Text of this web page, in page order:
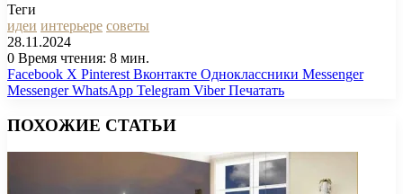
Теги
идеи интерьере советы
28.11.2024
0 Время чтения: 8 мин.
Facebook X Pinterest Вконтакте Одноклассники Messenger
Messenger WhatsApp Telegram Viber Печатать
ПОХОЖИЕ СТАТЬИ